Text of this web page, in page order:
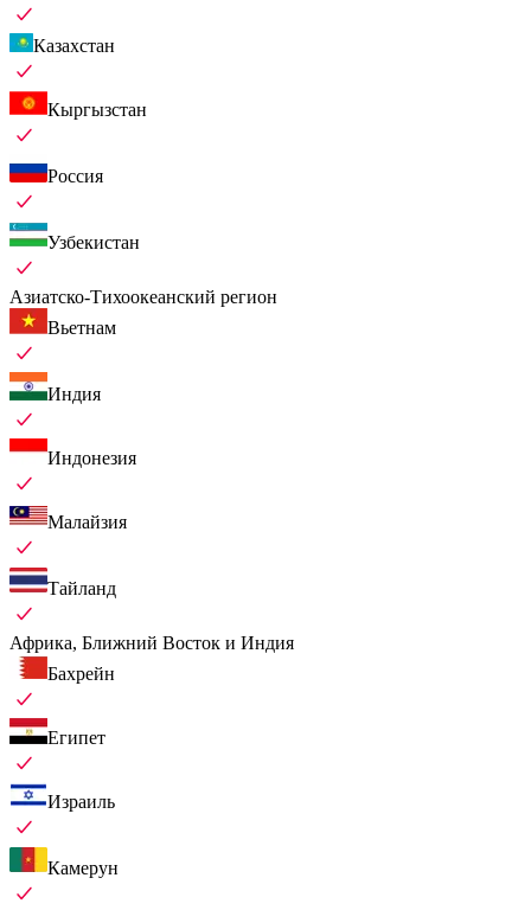
Казахстан
Кыргызстан
Россия
Узбекистан
Азиатско-Тихоокеанский регион
Вьетнам
Индия
Индонезия
Малайзия
Тайланд
Африка, Ближний Восток и Индия
Бахрейн
Египет
Израиль
Камерун